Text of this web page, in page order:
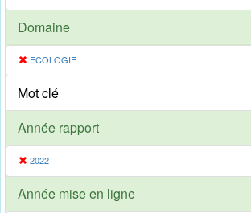
Domaine
ECOLOGIE
Mot clé
Année rapport
2022
Année mise en ligne